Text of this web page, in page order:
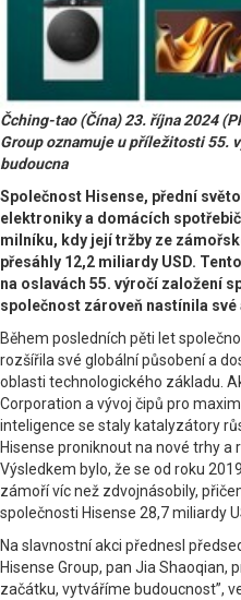
Čching-tao (Čína) 23. října 2024
Group oznamuje u příležitosti 55.
budoucna
Společnost Hisense, přední
elektroniky a domácích
milníku, kdy její tržby ze
přesáhly 12,2 miliardy USD.
na oslavách 55. výročí založení
společnost zároveň nastínila
Během posledních pěti let
rozšířila své globální působení a
oblasti technologického základu.
Corporation a vývoj čipů pro
inteligence se staly katalyzátory
Hisense proniknout na nové trhy
Výsledkem bylo, že se od roku
zámoří víc než zdvojnásobily,
společnosti Hisense 28,7 miliardy
Na slavnostní akci přednesl
Hisense Group, pan Jia Shaoqian,
začátku, vytváříme budoucnost”,